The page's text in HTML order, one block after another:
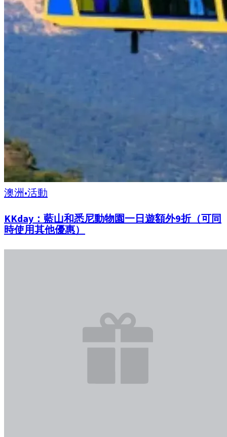
澳洲•活動
KKday：藍山和悉尼動物園一日遊額外9折（可同
時使用其他優惠）